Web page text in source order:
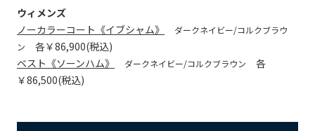
ウィメンズ
ノーカラーコート《イブシャム》
ダークネイビー/コルクブラウ
ン
各￥86,900(税込)
ベスト《ソーンハム》
ダークネイビー/コルクブラウン
各
￥86,500(税込)